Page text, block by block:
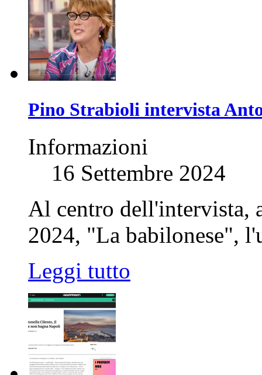
Pino Strabioli intervista
Informazioni
16 Settembre 2024
Al centro dell'intervista,
2024, "La babilonese",
Leggi tutto